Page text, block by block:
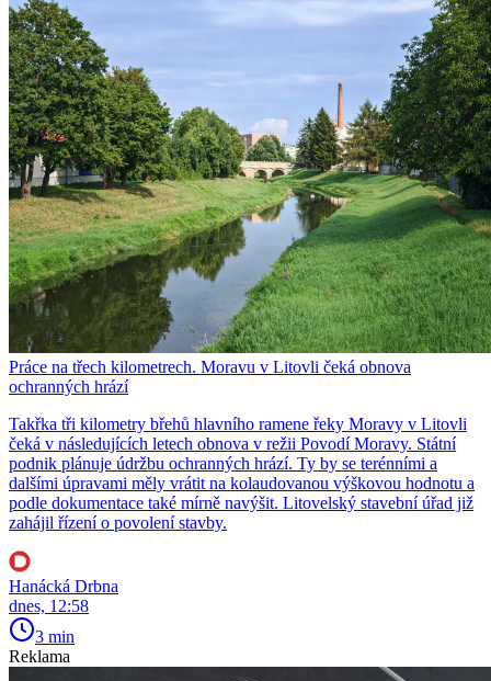
Práce na třech kilometrech. Moravu v Litovli čeká obnova
ochranných hrází
Takřka tři kilometry břehů hlavního ramene řeky Moravy v Litovli
čeká v následujících letech obnova v režii Povodí Moravy. Státní
podnik plánuje údržbu ochranných hrází. Ty by se terénními a
dalšími úpravami měly vrátit na kolaudovanou výškovou hodnotu a
podle dokumentace také mírně navýšit. Litovelský stavební úřad již
zahájil řízení o povolení stavby.
Hanácká Drbna
dnes, 12:58
3 min
Reklama